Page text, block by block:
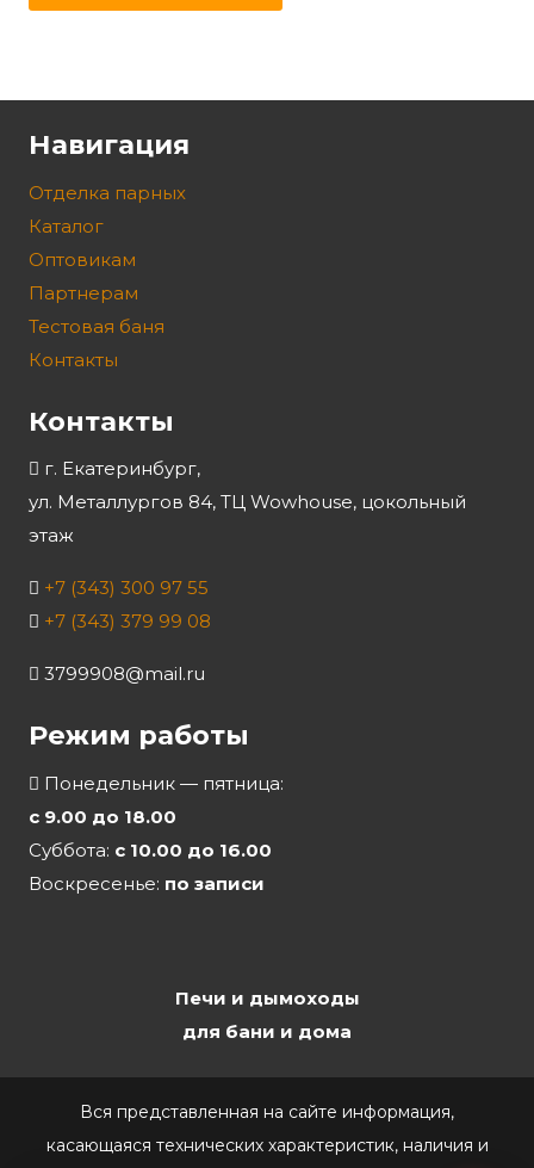
Навигация
Отделка парных
Каталог
Оптовикам
Партнерам
Тестовая баня
Контакты
Контакты
г. Екатеринбург,
ул. Металлургов 84, ТЦ Wowhouse, цокольный
этаж
+7 (343) 300 97 55
+7 (343) 379 99 08
3799908@mail.ru
Режим работы
Понедельник — пятница:
с 9.00 до 18.00
Суббота: с 10.00 до 16.00
Воскресенье: по записи
Печи и дымоходы
для бани и дома
Вся представленная на сайте информация,
касающаяся технических характеристик, наличия и